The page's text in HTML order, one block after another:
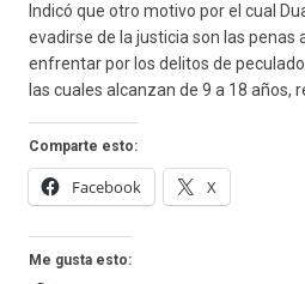
Indicó que otro motivo por el cual
evadirse de la justicia son las penas
enfrentar por los delitos de
las cuales alcanzan de 9 a 18 años,
Comparte esto:
Facebook X
Me gusta esto: